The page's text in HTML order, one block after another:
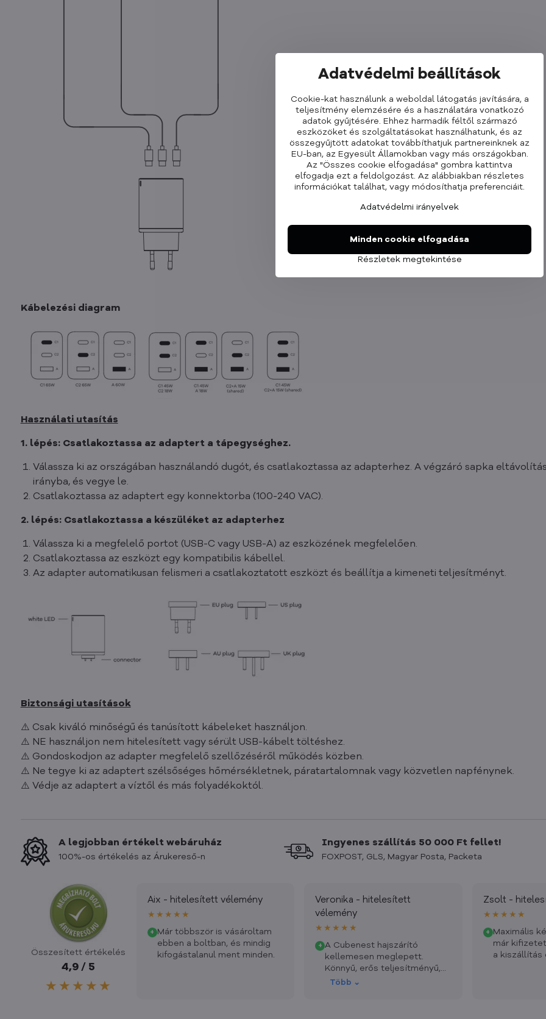
Kábelezési diagram
Használati utasítás
1. lépés: Csatlakoztassa az adaptert a tápegységhez.
Válassza ki az országában használandó dugót, és csatlakoztassa az adapterhez. A végzáró sapka
irányba, és vegye le.
Csatlakoztassa az adaptert egy konnektorba (100-240 VAC).
2. lépés: Csatlakoztassa a készüléket az adapterhez
Válassza ki a megfelelő portot (USB-C vagy USB-A) az eszközének megfelelően.
Csatlakoztassa az eszközt egy kompatibilis kábellel.
Az adapter automatikusan felismeri a csatlakoztatott eszközt és beállítja a kimeneti teljesítményt.
Biztonsági utasítások
⚠️ Csak kiváló minőségű és tanúsított kábeleket használjon.
⚠️ NE használjon nem hitelesített vagy sérült USB-kábelt töltéshez.
⚠️ Gondoskodjon az adapter megfelelő szellőzéséről működés közben.
⚠️ Ne tegye ki az adaptert szélsőséges hőmérsékletnek, páratartalomnak vagy közvetlen napfénynek.
⚠️ Védje az adaptert a víztől és más folyadékoktól.
A legjobban értékelt webáruház
100%-os értékelés az Árukereső-n
Ingyenes szállítás 50 000 Ft fellet!
FOXPOST, GLS, Magyar Posta, Packeta
Összesített értékelés
4,9 / 5
★★★★★
Aix - hitelesített vélemény
★★★★★
+ Már többször is vásároltam
ebben a boltban, és mindig
kifogástalanul ment minden.
Veronika - hitelesített
vélemény
★★★★★
+ A Cubenest hajszárító
kellemesen meglepett.
Könnyű, erős teljesítményű,
és gyorsan szárítja a hajat
Több ⌄
Zsolt -
★★★★★
+ Maximális
már
a kiszállítás
Adatvédelmi beállítások
Cookie-kat használunk a weboldal látogatás javítására, a
teljesítmény elemzésére és a használatára vonatkozó
adatok gyűjtésére. Ehhez harmadik féltől származó
eszközöket és szolgáltatásokat használhatunk, és az
összegyűjtött adatokat továbbíthatjuk partnereinknek az
EU-ban, az Egyesült Államokban vagy más országokban.
Az "Összes cookie elfogadása" gombra kattintva
elfogadja ezt a feldolgozást. Az alábbiakban részletes
információkat találhat, vagy módosíthatja preferenciáit.
Adatvédelmi irányelvek
Részletek megtekintése
Minden cookie elfogadása